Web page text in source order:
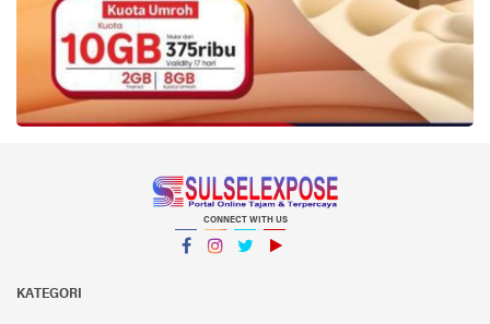
CONNECT WITH US
KATEGORI